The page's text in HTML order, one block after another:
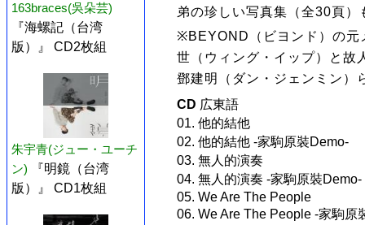
163braces(吳朵芸)
『海螺記（台湾
版）』 CD2枚組
朱宇青(ジュー・ユーチ
ン)
『明鏡（台湾
版）』 CD1枚組
弟の珍しい写真集（全30頁）
※BEYOND（ビヨンド）の元
世（ウィング・イップ）と
鄧建明（ダン・ジェンミン）
CD 広東語
01. 他的結他
02. 他的結他 -家駒原裝Demo-
03. 無人的演奏
04. 無人的演奏 -家駒原裝Demo-
05. We Are The People
06. We Are The People -家駒原